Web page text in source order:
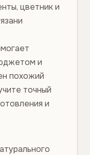
цветник и
и
похожий
точный
и